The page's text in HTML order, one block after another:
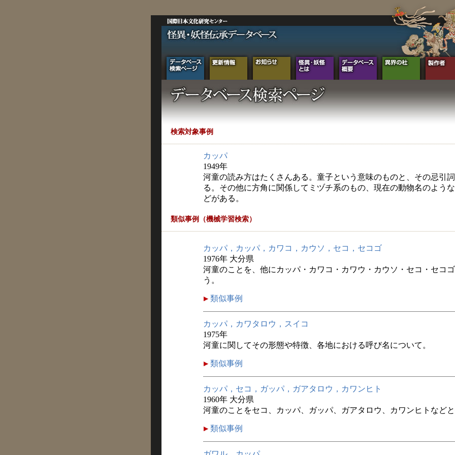
検索対象事例
カッパ
1949年
河童の読み方はたくさんある。童子という意味のものと、その忌引
る。その他に方角に関係してミヅチ系のもの、現在の動物名のよう
どがある。
類似事例（機械学習検索）
カッパ，カッパ，カワコ，カウソ，セコ，セコゴ
1976年 大分県
河童のことを、他にカッパ・カワコ・カワウ・カウソ・セコ・セコ
う。
類似事例
カッパ，カワタロウ，スイコ
1975年
河童に関してその形態や特徴、各地における呼び名について。
類似事例
カッパ，セコ，ガッパ，ガアタロウ，カワンヒト
1960年 大分県
河童のことをセコ、カッパ、ガッパ、ガアタロウ、カワンヒトなどと
類似事例